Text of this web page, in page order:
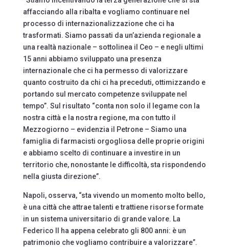
affacciando alla ribalta e vogliamo continuare nel
processo di internazionalizzazione che ci ha
trasformati. Siamo passati da un’azienda regionale a
una realtà nazionale – sottolinea il Ceo – e negli ultimi
15 anni abbiamo sviluppato una presenza
internazionale che ci ha permesso di valorizzare
quanto costruito da chi ci ha preceduti, ottimizzando e
portando sul mercato competenze sviluppate nel
tempo”. Sul risultato “conta non solo il legame con la
nostra città e la nostra regione, ma con tutto il
Mezzogiorno – evidenzia il Petrone – Siamo una
famiglia di farmacisti orgogliosa delle proprie origini
e abbiamo scelto di continuare a investire in un
territorio che, nonostante le difficoltà, sta rispondendo
nella giusta direzione”.
Napoli, osserva, “sta vivendo un momento molto bello,
è una città che attrae talenti e trattiene risorse formate
in un sistema universitario di grande valore. La
Federico II ha appena celebrato gli 800 anni: è un
patrimonio che vogliamo contribuire a valorizzare”.